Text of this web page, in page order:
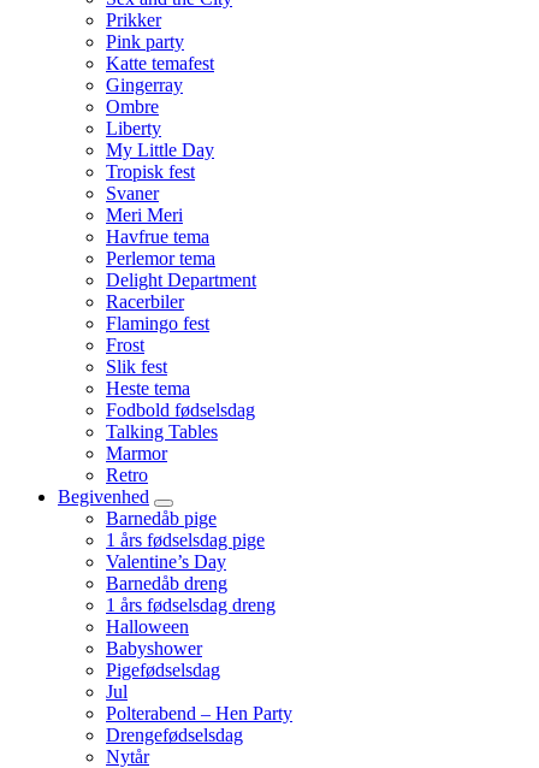
Prikker
Pink party
Katte temafest
Gingerray
Ombre
Liberty
My Little Day
Tropisk fest
Svaner
Meri Meri
Havfrue tema
Perlemor tema
Delight Department
Racerbiler
Flamingo fest
Frost
Slik fest
Heste tema
Fodbold fødselsdag
Talking Tables
Marmor
Retro
Begivenhed
Barnedåb pige
1 års fødselsdag pige
Valentine’s Day
Barnedåb dreng
1 års fødselsdag dreng
Halloween
Babyshower
Pigefødselsdag
Jul
Polterabend – Hen Party
Drengefødselsdag
Nytår